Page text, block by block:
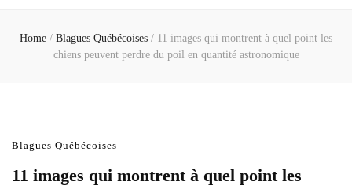
Home / Blagues Québécoises / 11 images qui montrent à quel point les
chiens peuvent perdre du poil en quantité astronomique
Blagues Québécoises
11 images qui montrent à quel point les